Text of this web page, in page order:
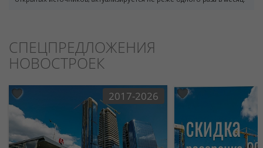
СПЕЦПРЕДЛОЖЕНИЯ
НОВОСТРОЕК
2017-2026